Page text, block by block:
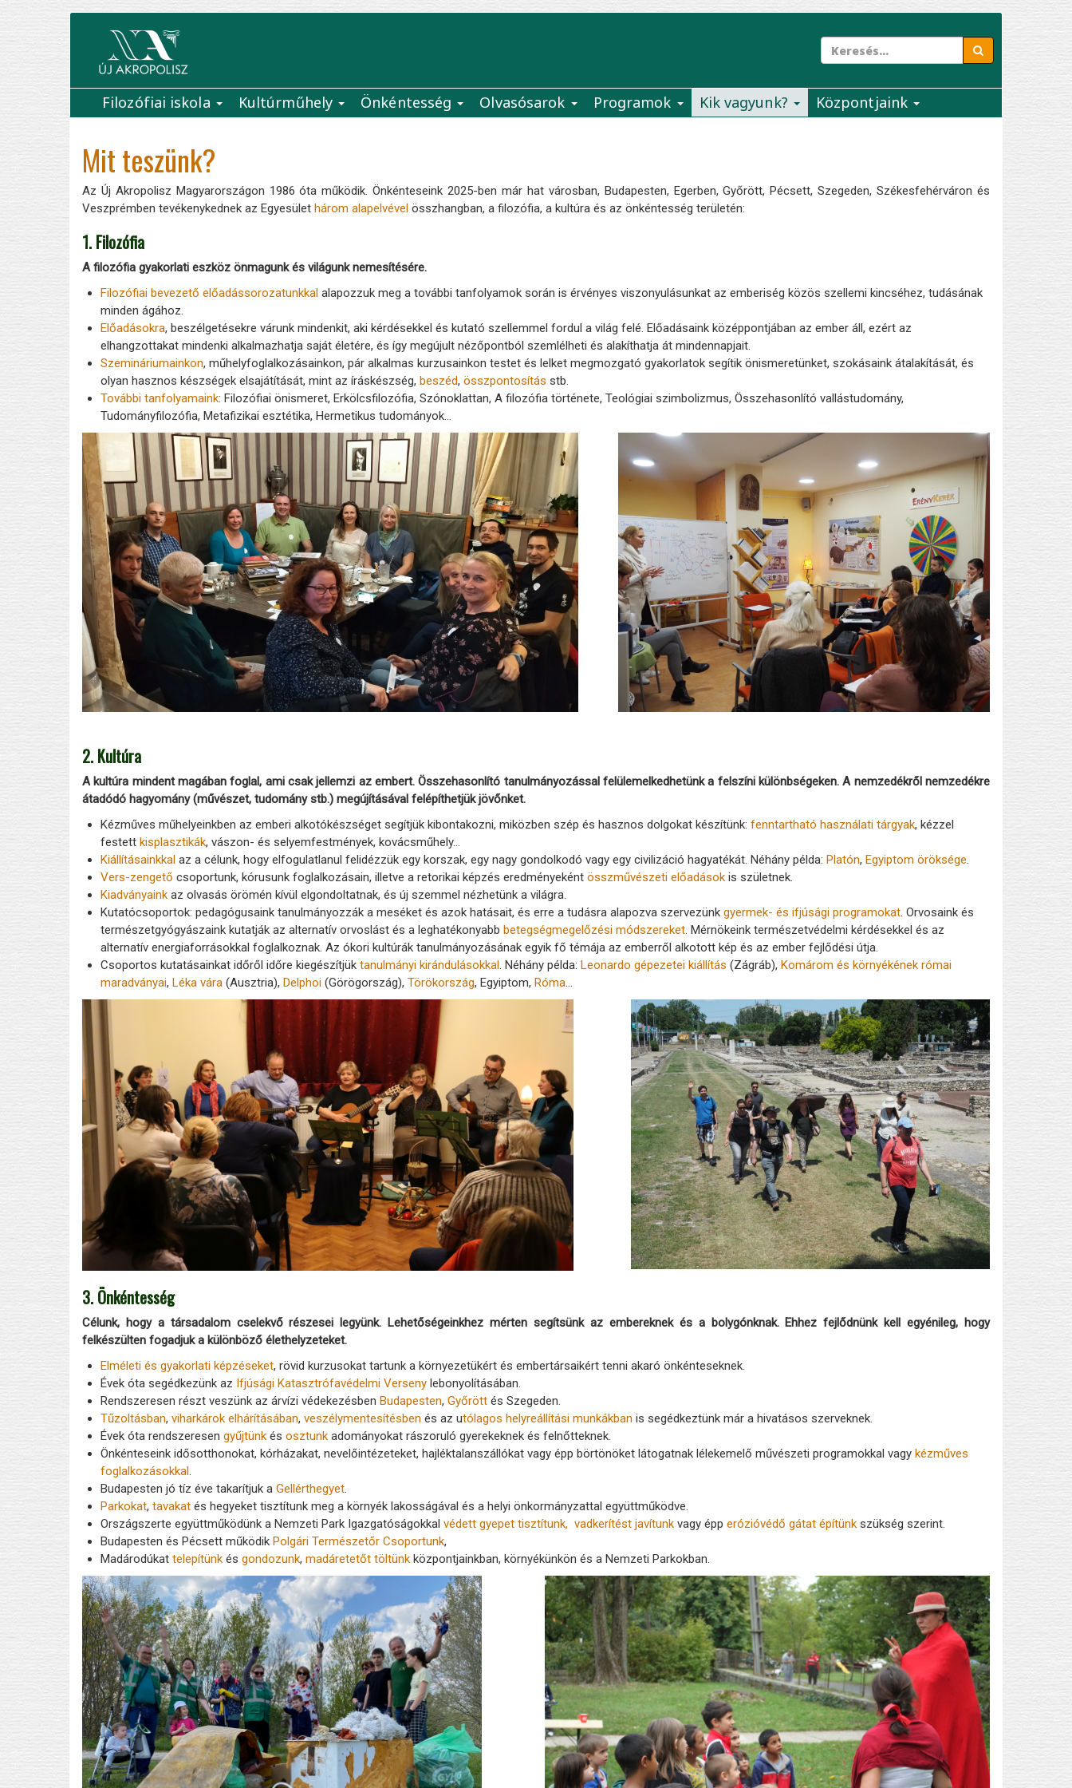
Main
navigation
Filozófiai iskola Kultúrműhely Önkéntesség Olvasósarok Programok Kik vagyunk? Központjaink
Mit teszünk?
Az Új Akropolisz Magyarországon 1986 óta működik. Önkénteseink 2025-ben már hat városban, Budapesten, Egerben, Győrött, Pécsett, Szegeden, Székesfehérváron és
Veszprémben tevékenykednek az Egyesület három alapelvével összhangban, a filozófia, a kultúra és az önkéntesség területén:
1. Filozófia
A filozófia gyakorlati eszköz önmagunk és világunk nemesítésére.
Filozófiai bevezető előadássorozatunkkalalapozzuk meg a további tanfolyamok során is érvényes viszonyulásunkat az emberiség közös szellemi kincséhez, tudásának
minden ágához.
Előadásokra, beszélgetésekre várunk mindenkit, aki kérdésekkel és kutató szellemmel fordul a világ felé. Előadásaink középpontjában az ember áll, ezért az
elhangzottakat mindenki alkalmazhatja saját életére, és így megújult nézőpontból szemlélheti és alakíthatja át mindennapjait.
Szemináriumainkon, műhelyfoglalkozásainkon, pár alkalmas kurzusainkon testet és lelket megmozgató gyakorlatok segítik önismeretünket, szokásaink átalakítását, és
olyan hasznos készségek elsajátítását, mint az íráskészség, beszéd, összpontosítás stb.
További tanfolyamaink: Filozófiai önismeret, Erkölcsfilozófia, Szónoklattan, A filozófia története, Teológiai szimbolizmus, Összehasonlító vallástudomány,
Tudományfilozófia, Metafizikai esztétika, Hermetikus tudományok…
2. Kultúra
A kultúra mindent magában foglal, ami csak jellemzi az embert. Összehasonlító tanulmányozással felülemelkedhetünk a felszíni különbségeken. A nemzedékről nemzedékre
átadódó hagyomány (művészet, tudomány stb.) megújításával felépíthetjük jövőnket.
Kézműves műhelyeinkben az emberi alkotókészséget segítjük kibontakozni, miközben szép és hasznos dolgokat készítünk: fenntartható használati tárgyak, kézzel
festett kisplasztikák, vászon- és selyemfestmények, kovácsműhely…
Kiállításainkkalaz a célunk, hogy elfogulatlanul felidézzük egy korszak, egy nagy gondolkodó vagy egy civilizáció hagyatékát. Néhány példa: Platón, Egyiptom öröksége.
Vers-zengető csoportunk, kórusunk foglalkozásain, illetve a retorikai képzés eredményeként összművészeti előadásokis születnek.
Kiadványainkaz olvasás örömén kívül elgondoltatnak, és új szemmel nézhetünk a világra.
Kutatócsoportok: pedagógusaink tanulmányozzák a meséket és azok hatásait, és erre a tudásra alapozva szervezünk gyermek- és ifjúsági programokat. Orvosaink és
természetgyógyászaink kutatják az alternatív orvoslást és a leghatékonyabb betegségmegelőzési módszereket. Mérnökeink természetvédelmi kérdésekkel és az
alternatív energiaforrásokkal foglalkoznak. Az ókori kultúrák tanulmányozásának egyik fő témája az emberről alkotott kép és az ember fejlődési útja.
Csoportos kutatásainkat időről időre kiegészítjük tanulmányi kirándulásokkal. Néhány példa: Leonardo gépezetei kiállítás (Zágráb), Komárom és környékének római
maradványai, Léka vára(Ausztria), Delphoi(Görögország), Törökország, Egyiptom, Róma…
3. Önkéntesség
Célunk, hogy a társadalom cselekvő részesei legyünk. Lehetőségeinkhez mérten segítsünk az embereknek és a bolygónknak. Ehhez fejlődnünk kell egyénileg, hogy
felkészülten fogadjuk a különböző élethelyzeteket.
Elméleti és gyakorlati képzéseket, rövid kurzusokat tartunk a környezetükért és embertársaikért tenni akaró önkénteseknek.
Évek óta segédkezünk az Ifjúsági Katasztrófavédelmi Versenylebonyolításában.
Rendszeresen részt veszünk az árvízi védekezésben Budapesten, Győröttés Szegeden.
Tűzoltásban, viharkárok elhárításában, veszélymentesítésben és az utólagos helyreállítási munkákban is segédkeztünk már a hivatásos szerveknek.
Évek óta rendszeresen gyűjtünkés osztunkadományokat rászoruló gyerekeknek és felnőtteknek.
Önkénteseink idősotthonokat, kórházakat, nevelőintézeteket, hajléktalanszállókat vagy épp börtönöket látogatnak lélekemelő művészeti programokkal vagy kézműves
foglalkozásokkal.
Budapesten jó tíz éve takarítjuk a Gellérthegyet.
Parkokat, tavakatés hegyeket tisztítunk meg a környék lakosságával és a helyi önkormányzattal együttműködve.
Országszerte együttműködünk a Nemzeti Park Igazgatóságokkal védett gyepet tisztítunk, vadkerítést javítunkvagy épp erózióvédő gátat építünkszükség szerint.
Budapesten és Pécsett működik Polgári Természetőr Csoportunk,
Madárodúkat telepítünkés gondozunk, madáretetőt töltünkközpontjainkban, környékünkön és a Nemzeti Parkokban.